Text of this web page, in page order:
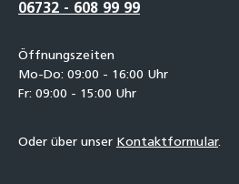
06732 - 608 99 99
Öffnungszeiten
Mo-Do: 09:00 - 16:00 Uhr
Fr: 09:00 - 15:00 Uhr
Oder über unser Kontaktformular.